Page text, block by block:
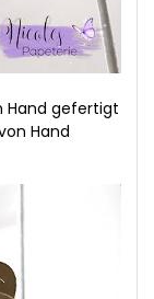
Hand gefertigt
Hand